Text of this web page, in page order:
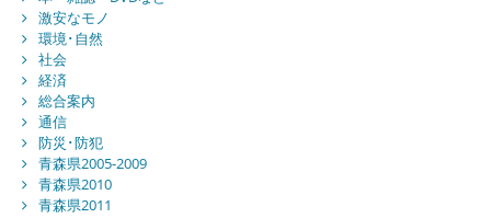
激安なモノ
環境･自然
社会
経済
総合案内
通信
防災･防犯
青森県2005-2009
青森県2010
青森県2011